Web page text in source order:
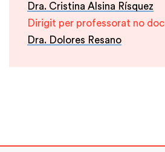
Dra. Cristina Alsina Rísquez
Dirigit per professorat no
Dra. Dolores Resano